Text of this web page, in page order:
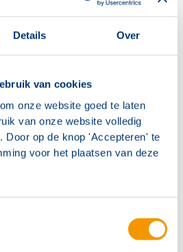
Details Over
van cookies
onze website goed te laten
van onze website volledig
Door op de knop 'Accepteren' te
voor het plaatsen van deze
noodverlichting voor
de product engineer
ons uitgebreide aanbod aan